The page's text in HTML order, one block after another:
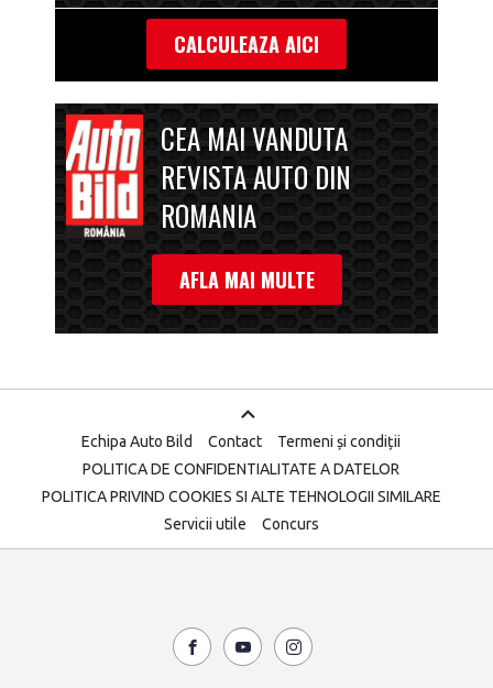
CALCULEAZA AICI
CEA MAI VANDUTA
REVISTA AUTO DIN
ROMANIA
AFLA MAI MULTE
Echipa Auto Bild Contact
Termeni și condiții
POLITICA DE CONFIDENTIALITATE A DATELOR
POLITICA PRIVIND COOKIES SI ALTE TEHNOLOGII SIMILARE
Servicii utile
Concurs